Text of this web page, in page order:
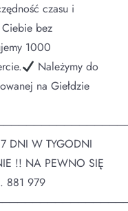
czasu i
Ciebie bez
1000
Należymy do
na Giełdzie
DNI W TYGODNI
!! NA PEWNO SIĘ
881 979